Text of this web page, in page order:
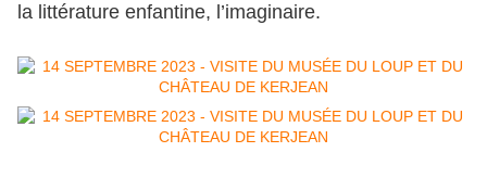
la littérature enfantine, l’imaginaire.